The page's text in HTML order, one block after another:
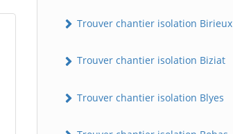
Trouver chantier isolation Birieux
Trouver chantier isolation Biziat
Trouver chantier isolation Blyes